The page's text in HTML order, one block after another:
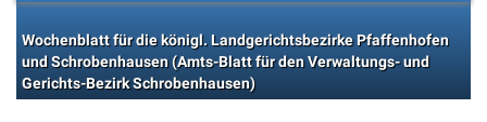
Wochenblatt für die königl. Landgerichtsbezirke Pfaffenhofen
und Schrobenhausen (Amts-Blatt für den Verwaltungs- und
Gerichts-Bezirk Schrobenhausen)